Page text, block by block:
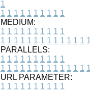
1
1 1 1 1 1 1 1 1 1 1
MEDIUM:
1 1 1 1 1 1 1 1 1 1
1 1 1 1 1 1 1 1 1 1 1 1 1 1
PARALLELS:
1 1 1 1 1 1 1 1 1 1
1 1 1 1 1 1 1 1 1 1 1 1 1 1
URL PARAMETER:
1 1 1 1 1 1 1 1 1 1